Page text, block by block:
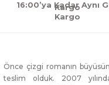
16:00’ya Kadar Aynı
Kargo
Önce çizgi romanın
teslim olduk. 2007